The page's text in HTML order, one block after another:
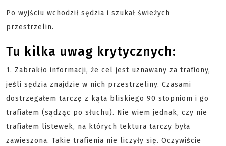
Po wyjściu wchodził sędzia i szukał świeżych
przestrzelin.
Tu kilka uwag krytycznych:
1. Zabrakło informacji, że cel jest uznawany za trafiony,
jeśli sędzia znajdzie w nich przestrzeliny. Czasami
dostrzegałem tarczę z kąta bliskiego 90 stopniom i go
trafiałem (sądząc po słuchu). Nie wiem jednak, czy nie
trafiałem listewek, na których tektura tarczy była
zawieszona. Takie trafienia nie liczyły się. Oczywiście